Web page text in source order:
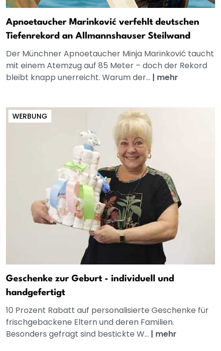
Apnoetaucher Marinković verfehlt deutschen
Tiefenrekord an Allmannshauser Steilwand
Der Münchner Apnoetaucher Minja Marinković taucht
mit einem Atemzug auf 85 Meter – doch der Rekord
bleibt knapp unerreicht. Warum der... | mehr
WERBUNG
Geschenke zur Geburt - individuell und
handgefertigt
10 Prozent Rabatt auf personalisierte Geschenke für
frischgebackene Eltern und deren Familien.
Besonders gefragt sind bestickte W... | mehr